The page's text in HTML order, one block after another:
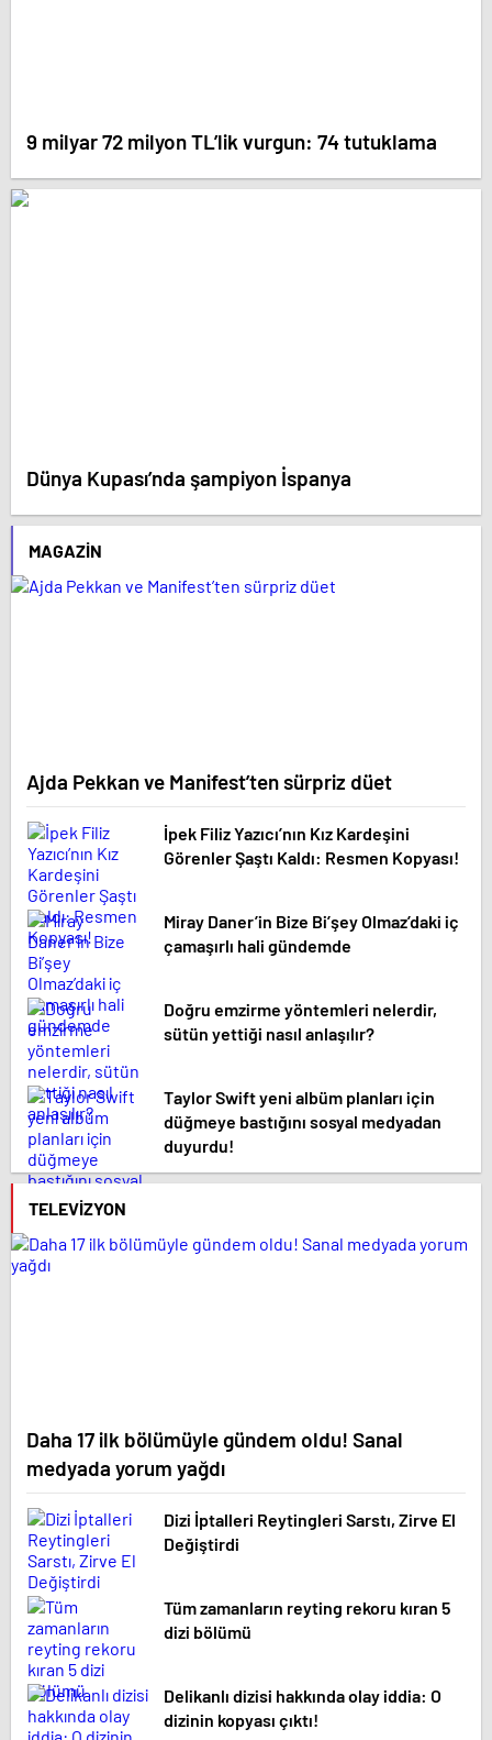
9 milyar 72 milyon TL’lik vurgun: 74 tutuklama
Dünya Kupası’nda şampiyon İspanya
MAGAZIN
Ajda Pekkan ve Manifest’ten sürpriz düet
İpek Filiz Yazıcı’nın Kız Kardeşini
Görenler Şaştı Kaldı: Resmen Kopyası!
Miray Daner’in Bize Bi’şey Olmaz’daki iç
çamaşırlı hali gündemde
Doğru emzirme yöntemleri nelerdir,
sütün yettiği nasıl anlaşılır?
Taylor Swift yeni albüm planları için
düğmeye bastığını sosyal medyadan
duyurdu!
TELEVIZYON
Daha 17 ilk bölümüyle gündem oldu! Sanal
medyada yorum yağdı
Dizi İptalleri Reytingleri Sarstı, Zirve El
Değiştirdi
Tüm zamanların reyting rekoru kıran 5
dizi bölümü
Delikanlı dizisi hakkında olay iddia: O
dizinin kopyası çıktı!